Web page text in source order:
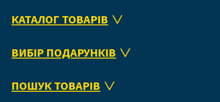
КАТАЛОГ ТОВАРІВ
ВИБІР ПОДАРУНКІВ
ПОШУК ТОВАРІВ